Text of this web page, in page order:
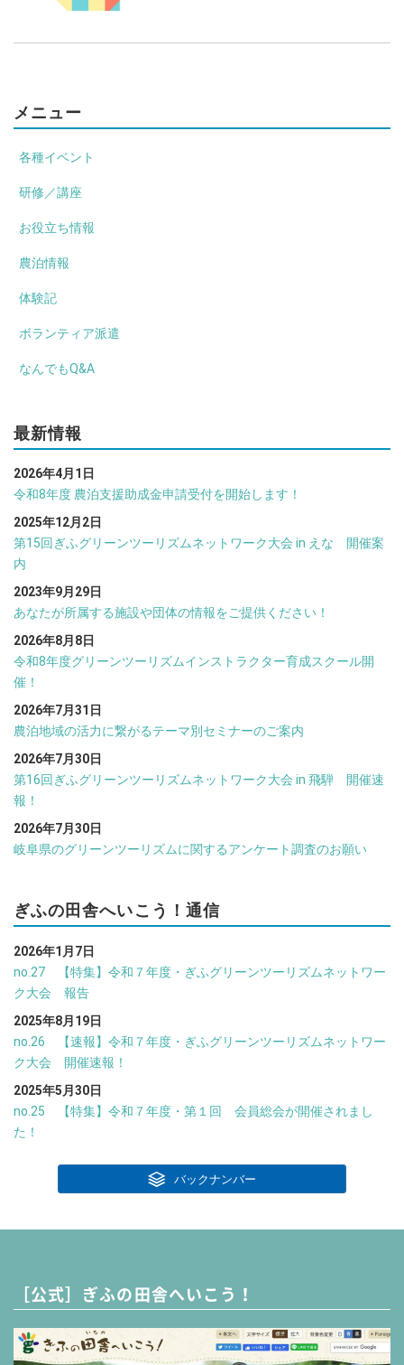
メニュー
各種イベント
研修／講座
お役立ち情報
農泊情報
体験記
ボランティア派遣
なんでもQ&A
最新情報
2026年4月1日
令和8年度 農泊支援助成金申請受付を開始します！
2025年12月2日
第15回ぎふグリーンツーリズムネットワーク大会 in えな 開催案
内
2023年9月29日
あなたが所属する施設や団体の情報をご提供ください！
2026年8月8日
令和8年度グリーンツーリズムインストラクター育成スクール開
催！
2026年7月31日
農泊地域の活力に繋がるテーマ別セミナーのご案内
2026年7月30日
第16回ぎふグリーンツーリズムネットワーク大会 in 飛騨 開催速
報！
2026年7月30日
岐阜県のグリーンツーリズムに関するアンケート調査のお願い
ぎふの田舎へいこう！通信
2026年1月7日
no.27 【特集】令和７年度・ぎふグリーンツーリズムネットワー
ク大会 報告
2025年8月19日
no.26 【速報】令和７年度・ぎふグリーンツーリズムネットワー
ク大会 開催速報！
2025年5月30日
no.25 【特集】令和７年度・第１回 会員総会が開催されまし
た！
バックナンバー
［公式］ぎふの田舎へいこう！